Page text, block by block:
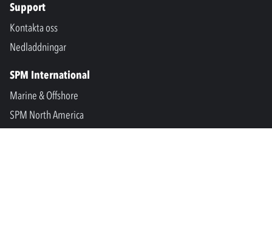
Support
Kontakta oss
Nedladdningar
SPM International
Marine & Offshore
SPM North America